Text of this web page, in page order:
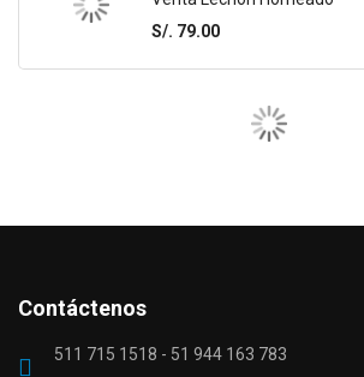
S/. 79.00
Contáctenos
511 715 1518 - 51 944 163 783